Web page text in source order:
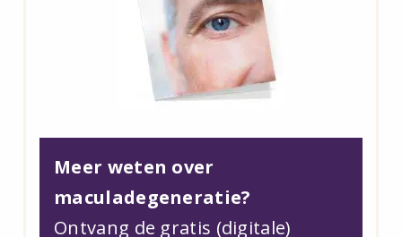
Meer weten over
maculadegeneratie?
Ontvang de gratis (digitale)